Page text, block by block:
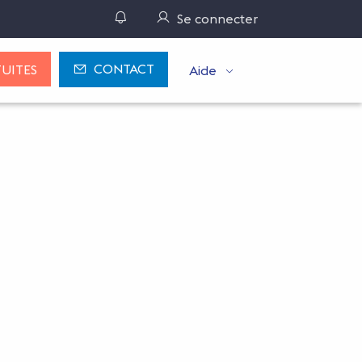
Gérer ses notifications
Se connecter
CONTACT Aide